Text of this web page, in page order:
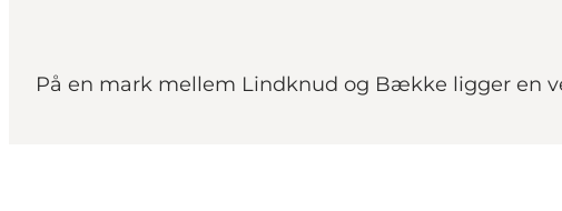
På en mark mellem Lindknud og Bække ligger en